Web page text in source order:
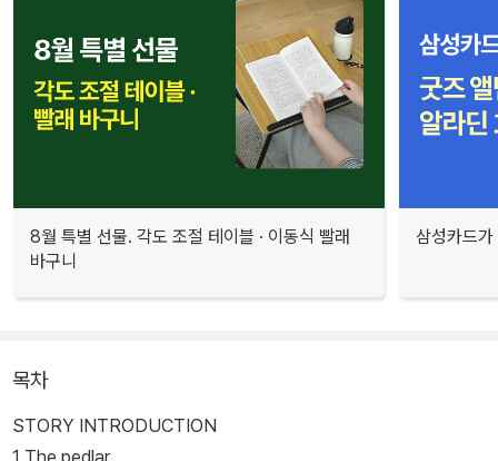
8월 특별 선물. 각도 조절 테이블 · 이동식 빨래
바구니
삼성카드
목차
STORY INTRODUCTION